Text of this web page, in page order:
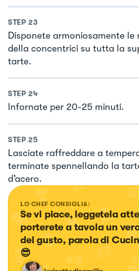
STEP 23
Disponete armoniosamente le
della concentrici su tutta la
tarte.
STEP 24
Infornate per 20-25 minuti.
STEP 25
Lasciate raffreddare a
terminate spennellando la
d’acero.
LO CHEF CONSIGLIA:
Se vi piace, leggetela
porterete a tavola un
del gusto, parola di
😎